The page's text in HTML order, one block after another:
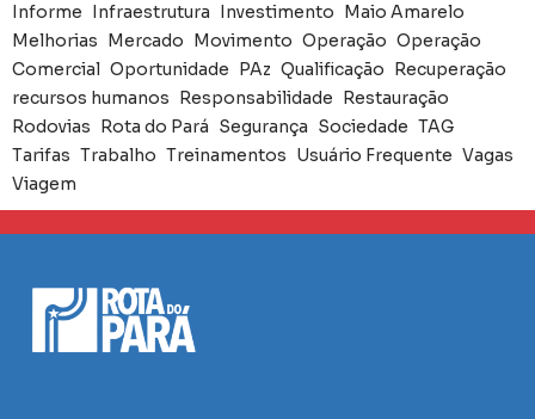
Informe Infraestrutura Investimento Maio Amarelo
Melhorias Mercado Movimento Operação Operação
Comercial Oportunidade PAz Qualificação Recuperação
recursos humanos Responsabilidade Restauração
Rodovias Rota do Pará Segurança Sociedade TAG
Tarifas Trabalho Treinamentos Usuário Frequente Vagas
Viagem